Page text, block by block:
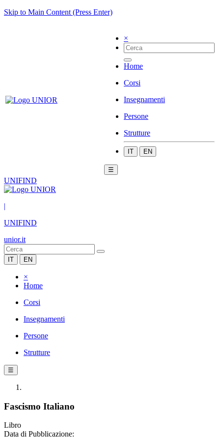
Skip to Main Content (Press Enter)
×
Home
Corsi
Insegnamenti
Persone
Strutture
IT EN
☰
UNIFIND
|
UNIFIND
unior.it
IT EN
×
Home
Corsi
Insegnamenti
Persone
Strutture
☰
Fascismo Italiano
Libro
Data di Pubblicazione: